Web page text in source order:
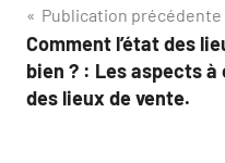
Navigation
de
l’article
Publication précédente
Comment l’état des
bien ? : Les aspects
des lieux de vente.